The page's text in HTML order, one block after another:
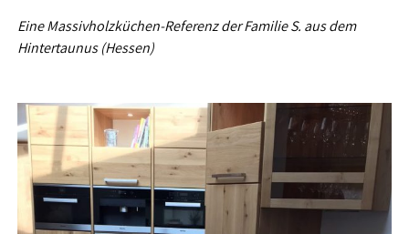
Eine Massivholzküchen-Referenz der Familie S. aus dem
Hintertaunus (Hessen)